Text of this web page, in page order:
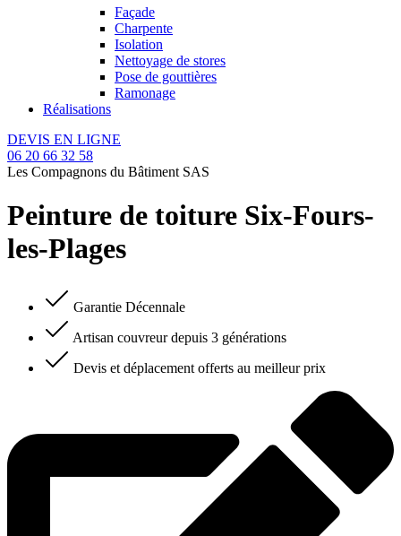
Façade
Charpente
Isolation
Nettoyage de stores
Pose de gouttières
Ramonage
Réalisations
DEVIS EN LIGNE
06 20 66 32 58
Les Compagnons du Bâtiment SAS
Peinture de toiture Six-Fours-
les-Plages
Garantie Décennale
Artisan couvreur depuis 3 générations
Devis et déplacement offerts au meilleur prix